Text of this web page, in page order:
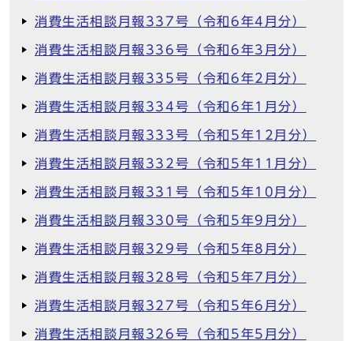
消費生活相談月報337号（令和6年4月分）
消費生活相談月報336号（令和6年3月分）
消費生活相談月報335号（令和6年2月分）
消費生活相談月報334号（令和6年1月分）
消費生活相談月報333号（令和5年12月分）
消費生活相談月報332号（令和5年11月分）
消費生活相談月報331号（令和5年10月分）
消費生活相談月報330号（令和5年9月分）
消費生活相談月報329号（令和5年8月分）
消費生活相談月報328号（令和5年7月分）
消費生活相談月報327号（令和5年6月分）
消費生活相談月報326号（令和5年5月分）